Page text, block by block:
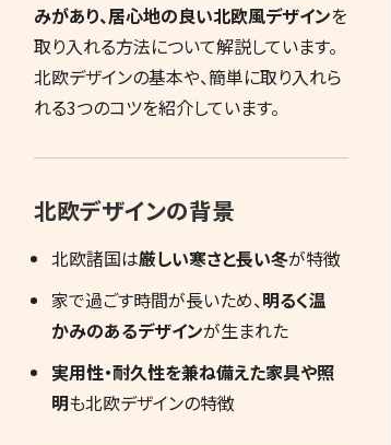
トットについて
トットとは
Ｑ＆Ａ
利用規約
プライバシーポリシー
特定商取引法関連
家を建てる方
会員登録
みがあり、居心地の良い北欧風デザインを
取り入れる方法について解説しています。
北欧デザインの基本や、簡単に取り入れら
れる3つのコツを紹介しています。
北欧デザインの背景
北欧諸国は厳しい寒さと長い冬が特徴
家で過ごす時間が長いため、明るく温
かみのあるデザインが生まれた
実用性・耐久性を兼ね備えた家具や照
明も北欧デザインの特徴